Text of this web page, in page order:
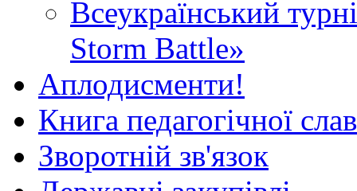
Всеукраїнський
Storm Battle»
Аплодисменти!
Книга педагогічної
Зворотній зв'язок